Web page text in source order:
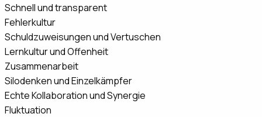
Schnell und transparent
Fehlerkultur
Schuldzuweisungen und Vertuschen
Lernkultur und Offenheit
Zusammenarbeit
Silodenken und Einzelkämpfer
Echte Kollaboration und Synergie
Fluktuation